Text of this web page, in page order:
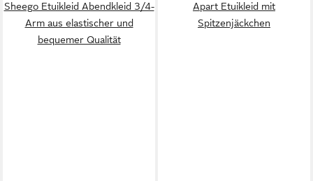
Sheego Etuikleid Abendkleid 3/4-
Arm aus elastischer und
bequemer Qualität
Apart Etuikleid mit
Spitzenjäckchen